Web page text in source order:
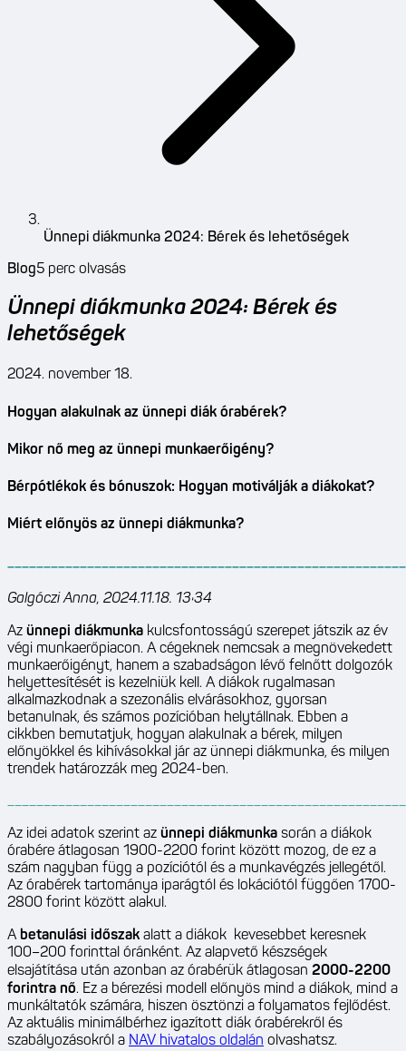
Ünnepi diákmunka 2024: Bérek és lehetőségek
Blog5 perc olvasás
Ünnepi diákmunka 2024: Bérek és
lehetőségek
2024. november 18.
Hogyan alakulnak az ünnepi diák órabérek?
Mikor nő meg az ünnepi munkaerőigény?
Bérpótlékok és bónuszok: Hogyan motiválják a diákokat?
Miért előnyös az ünnepi diákmunka?
Galgóczi Anna, 2024.11.18. 13:34
Az ünnepi diákmunka kulcsfontosságú szerepet játszik az év
végi munkaerőpiacon. A cégeknek nemcsak a megnövekedett
munkaerőigényt, hanem a szabadságon lévő felnőtt dolgozók
helyettesítését is kezelniük kell. A diákok rugalmasan
alkalmazkodnak a szezonális elvárásokhoz, gyorsan
betanulnak, és számos pozícióban helytállnak. Ebben a
cikkben bemutatjuk, hogyan alakulnak a bérek, milyen
előnyökkel és kihívásokkal jár az ünnepi diákmunka, és milyen
trendek határozzák meg 2024-ben.
Az idei adatok szerint az ünnepi diákmunka során a diákok
órabére átlagosan 1900-2200 forint között mozog, de ez a
szám nagyban függ a pozíciótól és a munkavégzés jellegétől.
Az órabérek tartománya iparágtól és lokációtól függően 1700-
2800 forint között alakul.
A betanulási időszak alatt a diákok kevesebbet keresnek
100–200 forinttal óránként. Az alapvető készségek
elsajátítása után azonban az órabérük átlagosan 2000-2200
forintra nő. Ez a bérezési modell előnyös mind a diákok, mind a
munkáltatók számára, hiszen ösztönzi a folyamatos fejlődést.
Az aktuális minimálbérhez igazított diák órabérekről és
szabályozásokról a NAV hivatalos oldalán olvashatsz.